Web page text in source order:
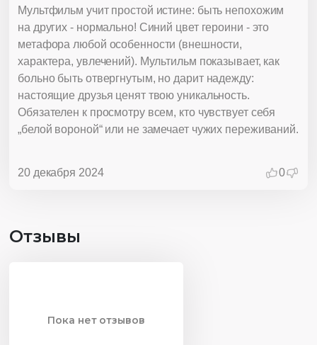
Мультфильм учит простой истине: быть непохожим
на других - нормально! Синий цвет героини - это
метафора любой особенности (внешности,
характера, увлечений). Мультильм показывает, как
больно быть отвергнутым, но дарит надежду:
настоящие друзья ценят твою уникальность.
Обязателен к просмотру всем, кто чувствует себя
„белой вороной“ или не замечает чужих переживаний.
20 декабря 2024 0
Отзывы
Пока нет отзывов